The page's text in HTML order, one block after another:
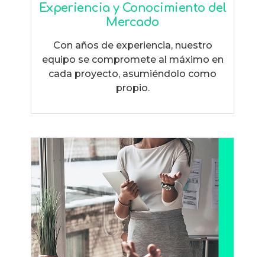
Experiencia y Conocimiento del
Mercado
Con años de experiencia, nuestro
equipo se compromete al máximo en
cada proyecto, asumiéndolo como
propio.